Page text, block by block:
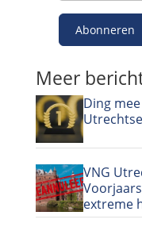
Abonneren
Meer
Ding
VNG
extreme